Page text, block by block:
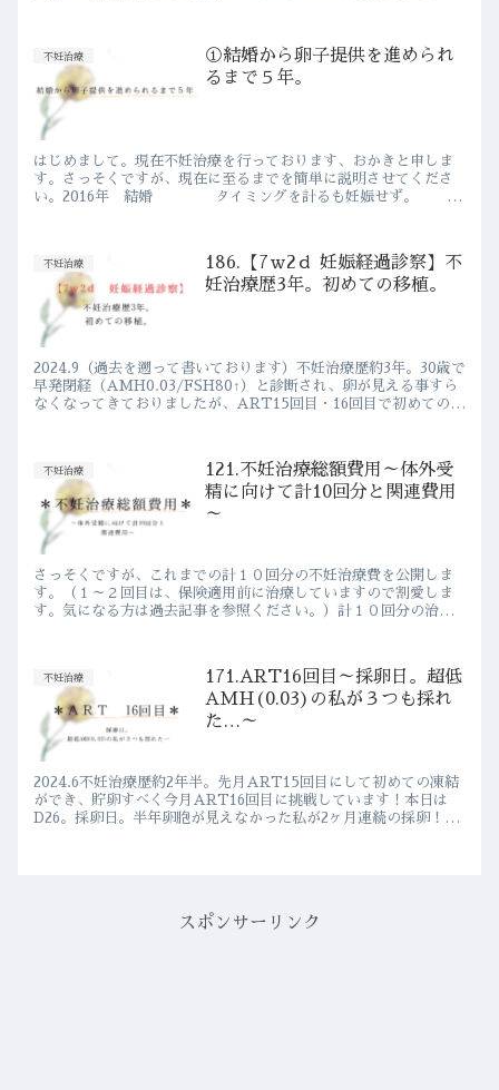
不妊治療
①結婚から卵子提供を進められ
るまで５年。
はじめまして。現在不妊治療を行っております、おかきと申しま
す。さっそくですが、現在に至るまでを簡単に説明させてくださ
い。2016年 結婚 タイミングを計るも妊娠せず。
不妊治療
186.【7ｗ2ｄ 妊娠経過診察】不
妊治療歴3年。初めての移植。
2024.9（過去を遡って書いております）不妊治療歴約3年。30歳で
早発閉経（AMH0.03/FSH80↑）と診断され、卵が見える事すら
なくなってきておりましたが、ART15回目・16回目で初めての凍
不妊治療
121.不妊治療総額費用～体外受
精に向けて計10回分と関連費用
～
さっそくですが、これまでの計１０回分の不妊治療費を公開しま
す。（１～２回目は、保険適用前に治療していますので割愛しま
す。気になる方は過去記事を参照ください。）計１０回分の治療
不妊治療
171.ART16回目～採卵日。超低
AMH(0.03)の私が３つも採れ
た…～
2024.6不妊治療歴約2年半。先月ART15回目にして初めての凍結
ができ、貯卵すべく今月ART16回目に挑戦しています！本日は
D26。採卵日。半年卵胞が見えなかった私が2ヶ月連続の採卵！！
スポンサーリンク